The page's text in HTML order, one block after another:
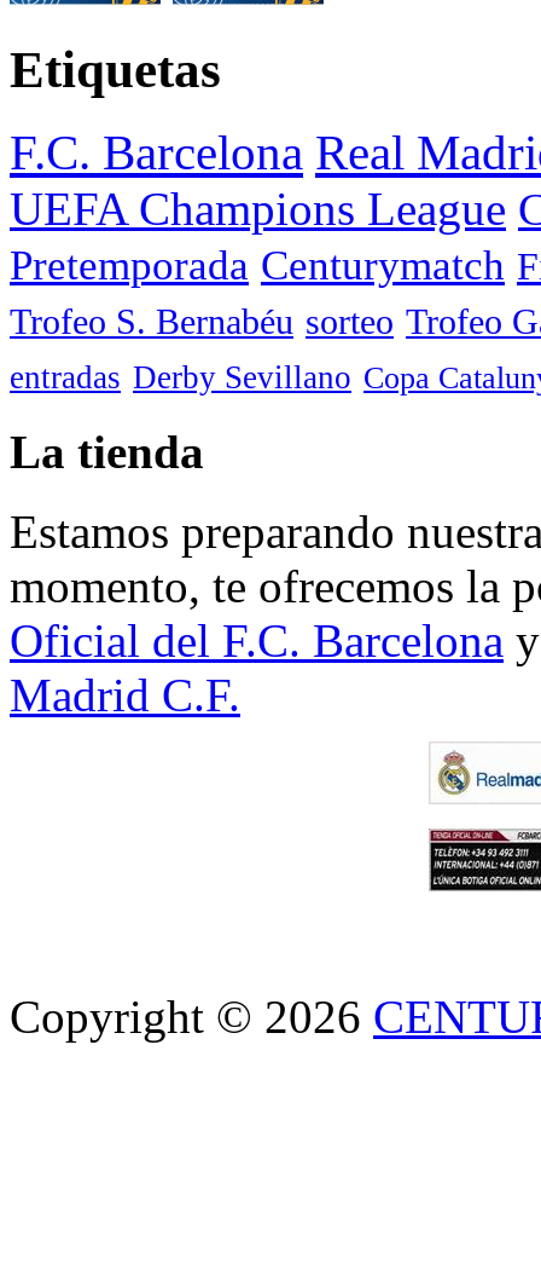
Etiquetas
F.C. Barcelona Real
UEFA Champions League
Pretemporada Centurymatch
Trofeo S. Bernabéu sorteo Trofeo
entradas Derby Sevillano Copa
La tienda
Estamos preparando
momento, te ofrecemos la
Oficial del F.C. Barcelona
Madrid C.F.
Copyright © 2026